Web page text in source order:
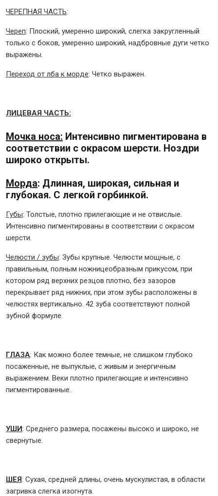
ЧЕРЕПНАЯ ЧАСТЬ:
Череп: Плоский, умеренно широкий, слегка закругленный
только с боков, умеренно широкий, надбровные дуги четко
выражены.
Переход от лба к морде: Четко выражен.
ЛИЦЕВАЯ ЧАСТЬ:
Мочка носа: Интенсивно пигментирована в
соответствии с окрасом шерсти. Ноздри
широко открыты.
Морда: Длинная, широкая, сильная и
глубокая. С легкой горбинкой.
Губы: Толстые, плотно прилегающие и не отвислые.
Интенсивно пигментированы в соответствии с окрасом
шерсти.
Челюсти / зубы: Зубы крупные. Челюсти мощные, с
правильным, полным ножницеобразным прикусом, при
котором ряд верхних резцов плотно, без зазоров
перекрывает ряд нижних, при этом зубы расположены в
челюстях вертикально. 42 зуба соответствуют полной
зубной формуле.
ГЛАЗА: Как можно более темные, не слишком глубоко
посаженные, не выпуклые, с живым и энергичным
выражением. Веки плотно прилегающие и интенсивно
пигментированные.
УШИ: Среднего размера, посажены высоко и широко, не
свернутые.
ШЕЯ: Сухая, средней длины, очень мускулистая, в области
загривка слегка изогнута.